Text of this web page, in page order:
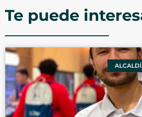
Te puede